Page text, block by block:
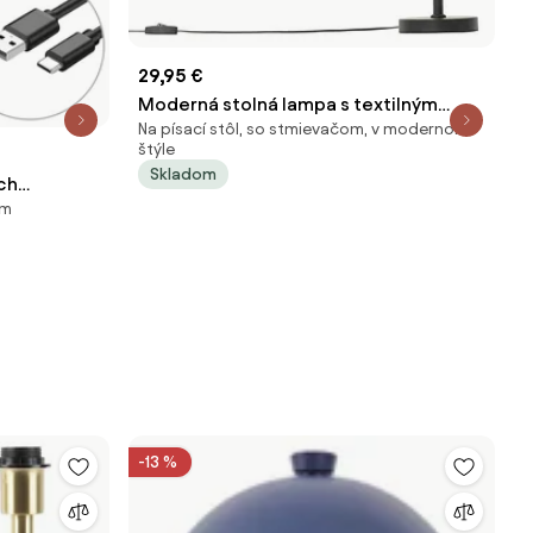
29,95 €
Moderná stolná lampa s textilným
tienidlom čierna so zlatom - VT 1
Na písací stôl, so stmievačom, v modernom
štýle
Skladom
-13 %